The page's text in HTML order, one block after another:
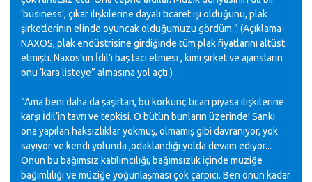
‘business’, çıkar ilişkilerine dayalı ticaret işi olduğunu, plak
şirketlerinin elinde oyuncak olduğumuzu gördüm.” (Açıklama-
NAXOS, plak endüstrisine girdiğinde tüm plak fiyatlarını altüst
etmişti. Naxos’un İdil’i baş tacı etmesi , kimi şirket ve ajansların
onu ‘kara listeye” almasına yol açtı.)
“Ama beni daha da şaşırtan, bu korkunç ticari piyasa ilişkilerine
karşı İdil’in tavrı ve tepkisi. O bütün bunların üzerinde! Sanki
ona yapılan haksızlıklar yokmuş, olmamış gibi davranıyor, yok
sayıyor ve kendi yolunda ,odaklandığı yolda devam ediyor...
Onun bu bağımsız katılımcılığı, bağımsızlık içinde müziğe
bağımlılığı ve müziğe yoğunlaşması çok çarpıcı. Ben onun kadar